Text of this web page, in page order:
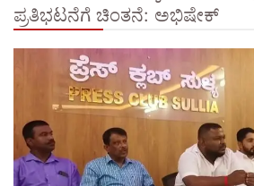
ಪ್ರತಿಭಟನೆಗೆ ಚಿಂತನೆ: ಅಭಿಷೇಕ್